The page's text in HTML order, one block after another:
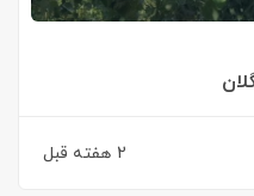
2 هفته قبل